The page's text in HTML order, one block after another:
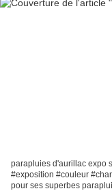
parapluies d'aurillac expo
#exposition #couleur
pour ses superbes